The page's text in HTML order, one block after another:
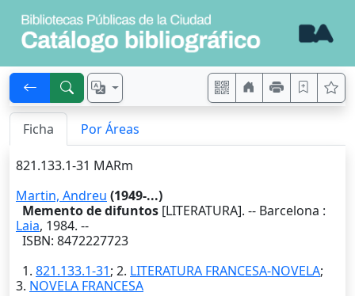
Ficha Por Áreas
821.133.1-31 MARm
Martin, Andreu (1949-...)
Memento de difuntos [LITERATURA]. -- Barcelona :
Laia, 1984. --
ISBN: 8472227723
1. 821.133.1-31; 2. LITERATURA FRANCESA-NOVELA;
3. NOVELA FRANCESA